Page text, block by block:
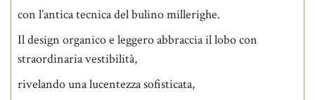
con l’antica tecnica del bulino millerighe.
Il design organico e leggero abbraccia il lobo con
straordinaria vestibilità,
rivelando una lucentezza sofisticata,